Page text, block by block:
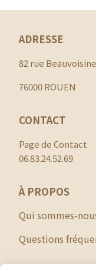
ADRESSE
82 rue Beauvoisine
76000 ROUEN
CONTACT
Page de Contact
06.83.24.52.69
À PROPOS
Qui sommes-
Questions